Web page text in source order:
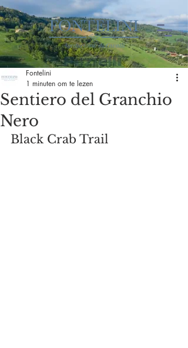
Sentiero del Granchio
Nero
Fontelini
1 minuten om te lezen
Black Crab Trail